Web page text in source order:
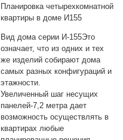
Планировка четырехкомнатной
квартиры в доме И155
Вид дома серии И-155Это
означает, что из одних и тех
же изделий собирают дома
самых разных конфигураций и
этажности.
Увеличенный шаг несущих
панелей-7,2 метра дает
возможность осуществлять в
квартирах любые